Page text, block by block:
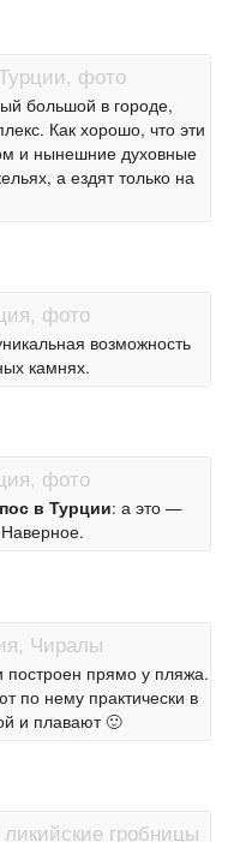
большой в городе,
Как хорошо, что эти
и нынешние духовные
а ездят только на
возможность
камнях.
в Турции: а это —
прямо у пляжа.
по нему практически в
и плавают 🙂